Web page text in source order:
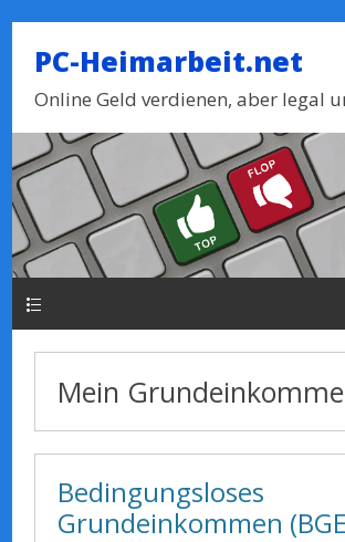
PC-Heimarbeit.net
Online Geld verdienen, aber legal
Mein
Bedingungsloses
Grundeinkommen